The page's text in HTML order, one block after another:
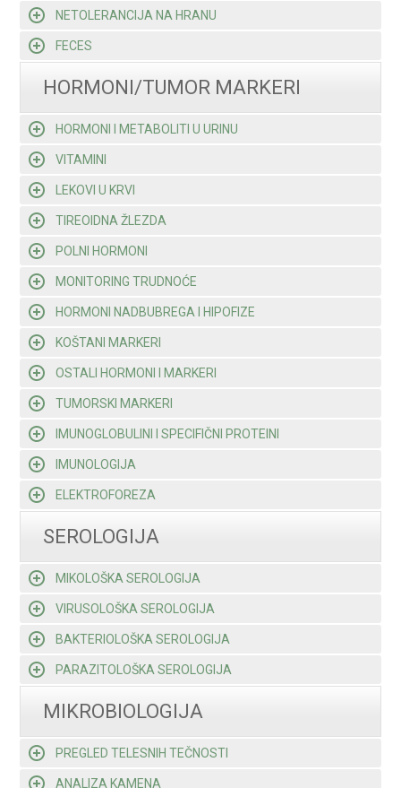
NETOLERANCIJA NA HRANU
FECES
HORMONI/TUMOR MARKERI
HORMONI I METABOLITI U URINU
VITAMINI
LEKOVI U KRVI
TIREOIDNA ŽLEZDA
POLNI HORMONI
MONITORING TRUDNOĆE
HORMONI NADBUBREGA I HIPOFIZE
KOŠTANI MARKERI
OSTALI HORMONI I MARKERI
TUMORSKI MARKERI
IMUNOGLOBULINI I SPECIFIČNI PROTEINI
IMUNOLOGIJA
ELEKTROFOREZA
SEROLOGIJA
MIKOLOŠKA SEROLOGIJA
VIRUSOLOŠKA SEROLOGIJA
BAKTERIOLOŠKA SEROLOGIJA
PARAZITOLOŠKA SEROLOGIJA
MIKROBIOLOGIJA
PREGLED TELESNIH TEČNOSTI
ANALIZA KAMENA